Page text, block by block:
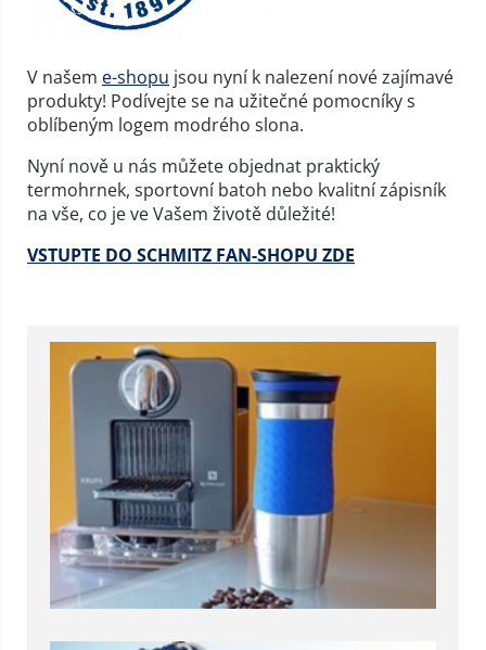
V našem e-shopu jsou nyní k nalezení nové zajímavé
produkty! Podívejte se na užitečné pomocníky s
oblíbeným logem modrého slona.
Nyní nově u nás můžete objednat praktický
termohrnek, sportovní batoh nebo kvalitní zápisník
na vše, co je ve Vašem životě důležité!
VSTUPTE DO SCHMITZ FAN-SHOPU ZDE